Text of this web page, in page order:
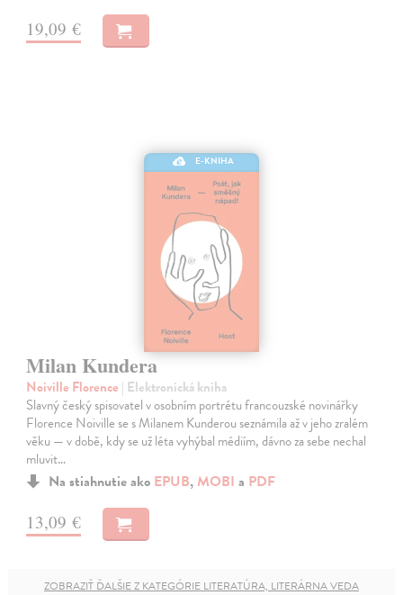
19,09 €
E-KNIHA
Milan Kundera
Noiville Florence | Elektronická kniha
Slavný český spisovatel v osobním portrétu francouzské novinářky
Florence Noiville se s Milanem Kunderou seznámila až v jeho zralém
věku — v době, kdy se už léta vyhýbal médiím, dávno za sebe nechal
mluvit…
Na stiahnutie ako EPUB, MOBI a PDF
13,09 €
ZOBRAZIŤ ĎALŠIE Z KATEGÓRIE LITERATÚRA, LITERÁRNA VEDA